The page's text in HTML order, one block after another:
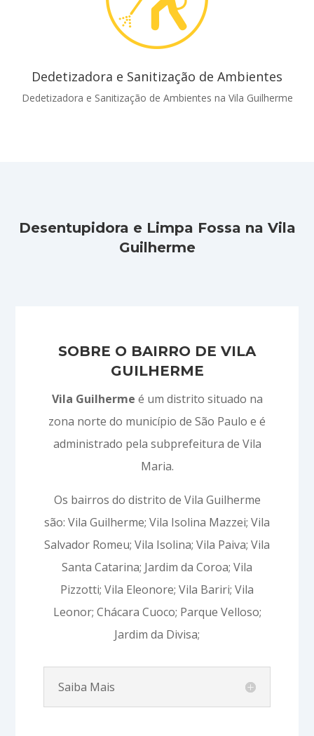
Dedetizadora e Sanitização de Ambientes
Dedetizadora e Sanitização de Ambientes na Vila Guilherme
Desentupidora e Limpa Fossa na Vila
Guilherme
SOBRE O BAIRRO DE VILA
GUILHERME
Vila Guilherme é um distrito situado na
zona norte do município de São Paulo e é
administrado pela subprefeitura de Vila
Maria.
Os bairros do distrito de Vila Guilherme
são: Vila Guilherme; Vila Isolina Mazzei; Vila
Salvador Romeu; Vila Isolina; Vila Paiva; Vila
Santa Catarina; Jardim da Coroa; Vila
Pizzotti; Vila Eleonore; Vila Bariri; Vila
Leonor; Chácara Cuoco; Parque Velloso;
Jardim da Divisa;
Saiba Mais